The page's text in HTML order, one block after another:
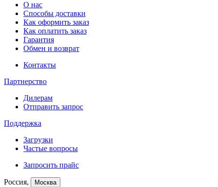
О нас
Способы доставки
Как оформить заказ
Как оплатить заказ
Гарантия
Обмен и возврат
Контакты
Партнерство
Дилерам
Отправить запрос
Поддержка
Загрузки
Частые вопросы
Запросить прайс
Россия, Москва